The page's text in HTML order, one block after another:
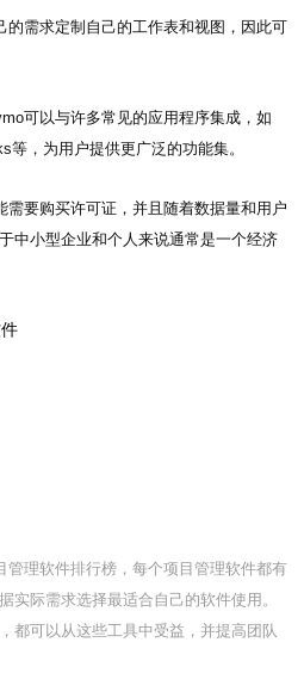
的需求定制自己的工作表和视图，因此可
可以与许多常见的应用程序集成，如
，为用户提供更广泛的功能集。
需要购买许可证，并且随着数据量和用户
中小型企业和个人来说通常是一个经济
管理软件排行榜，每个项目管理软件都有
实际需求选择最适合自己的软件使用。
都可以从这些工具中受益，并提高团队